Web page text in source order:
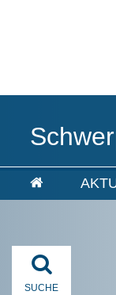
SUCHE